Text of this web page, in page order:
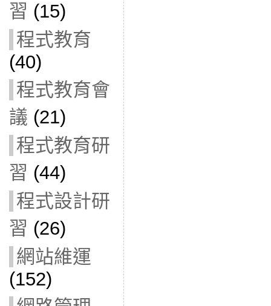
習 (15)
程式教育
(40)
程式教育會
議 (21)
程式教育研
習 (44)
程式設計研
習 (26)
網站維運
(152)